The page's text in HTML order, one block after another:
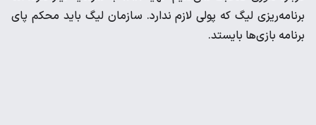
برنامه‌ریزی لیگ که پولی لازم ندارد. سازمان لیگ باید محکم پای
برنامه بازی‌ها بایستد.